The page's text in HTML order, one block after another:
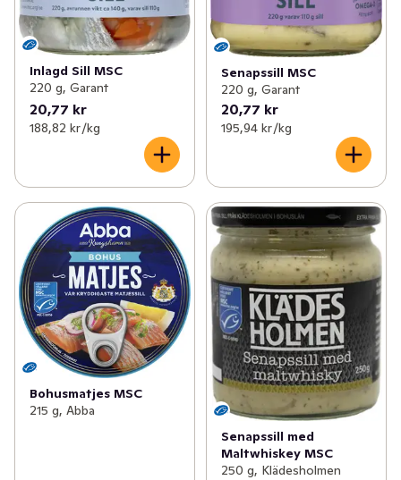
Inlagd Sill MSC
220 g, Garant
20,77 kr
188,82 kr /kg
Senapssill MSC
220 g, Garant
20,77 kr
195,94 kr /kg
Bohusmatjes MSC
215 g, Abba
Senapssill med
Maltwhiskey MSC
250 g, Klädesholmen